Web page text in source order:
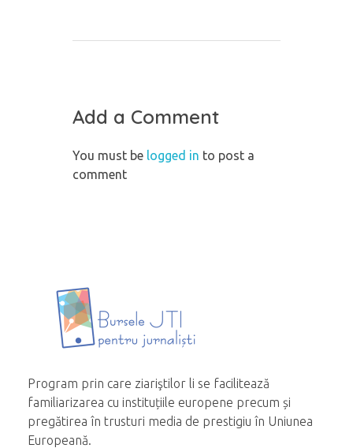
Add a Comment
You must be logged in to post a
comment
Program prin care ziariştilor li se facilitează
familiarizarea cu instituțiile europene precum și
pregătirea în trusturi media de prestigiu în Uniunea
Europeană.